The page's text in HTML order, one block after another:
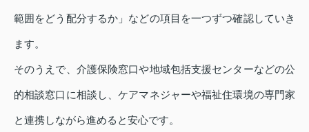
範囲をどう配分するか」などの項目を一つずつ確認していき
ます。
そのうえで、介護保険窓口や地域包括支援センターなどの公
的相談窓口に相談し、ケアマネジャーや福祉住環境の専門家
と連携しながら進めると安心です。